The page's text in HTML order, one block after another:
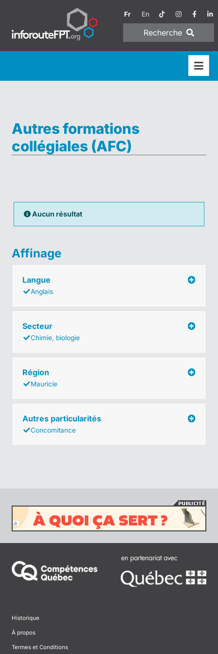
Fr En
Recherche
Autres formations
collégiales (AFC)
Aucun résultat
Affinage
Langue
Anglais
Secteur
Chimie, biologie
Région
Mauricie
Autres particularités
Concomitance
Historique
À propos
Termes et Conditions